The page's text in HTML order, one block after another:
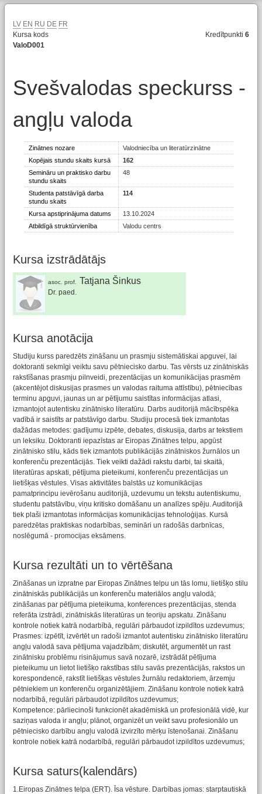
LV EN RU DE FR
Kursa kods
ValoD001
Kredītpunkti6
Svešvalodas speckurss -
angļu valoda
Zinātnes nozare
Valodniecība un literatūrzinātne
Kopējais stundu skaits kursā
162
Semināru un praktisko darbu
stundu skaits
48
Studenta patstāvīgā darba
stundu skaits
114
Kursa apstiprinājuma datums
13.10.2024
Atbildīgā struktūrvienība
Valodu centrs
Kursa izstrādātājs
asoc. prof. Tatjana Šinkus
Dr. paed.
Kursa anotācija
Studiju kurss paredzēts zināšanu un prasmju sistemātiskai apguvei, lai
doktoranti sekmīgi veiktu savu pētniecisko darbu. Tas vērsts uz zinātniskās
rakstīšanas prasmju pilnveidi, prezentācijas un komunikācijas prasmēm
(akcentējot diskusijas prasmes un valodas raituma attīstību), pētniecības
terminu apguvi, jaunas un ar pētījumu saistītas informācijas atlasi,
izmantojot autentisku zinātnisko literatūru. Darbs auditorijā mācībspēka
vadībā ir saistīts ar patstāvīgo darbu. Studiju procesā tiek izmantotas
dažādas metodes: gadījumu izpēte, debates, diskusija, darbs ar tekstiem
un leksiku. Doktoranti iepazīstas ar Eiropas Zinātnes telpu, apgūst
zinātnisko stilu, kāds tiek izmantots publikācijās zinātniskos žurnālos un
konferenču prezentācijās. Tiek veikti dažādi rakstu darbi, tai skaitā,
literatūras apskati, pētījuma pieteikumi, konferenču prezentācijas un
lietišķas vēstules. Visas aktivitātes balstās uz komunikācijas
pamatprincipu ievērošanu auditorijā, uzdevumu un tekstu autentiskumu,
studentu patstāvību, viņu kritisko domāšanu un analīzes spēju. Auditorijā
tiek plaši izmantotas informācijas komunikācijas tehnoloģijas. Kursā
paredzētas praktiskas nodarbības, semināri un radošās darbnīcas,
noslēgumā - promocijas eksāmens.
Kursa rezultāti un to vērtēšana
Zināšanas un izpratne par Eiropas Zinātnes telpu un tās lomu, lietišķo stilu
zinātniskās publikācijās un konferenču materiālos angļu valodā;
zināšanas par pētījuma pieteikuma, konferences prezentācijas, stenda
referāta izstrādi, zinātniskās literatūras un teoriju apskatu. Zināšanu
kontrole notiek katrā nodarbībā, regulāri pārbaudot izpildītos uzdevumus;
Prasmes: izpētīt, izvērtēt un radoši izmantot autentisku zinātnisko literatūru
angļu valodā sava pētījuma vajadzībām; diskutēt, argumentēt un rast
zinātnisku problēmu risinājumus savā nozarē, izstrādāt pētījuma
pieteikumu un lietot lietišķo rakstības stilu savās prezentācijās, rakstos un
korespondencē, rakstīt lietišķas vēstules žurnālu redaktoriem, ārzemju
pētniekiem un konferenču organizētājiem. Zināšanu kontrole notiek katrā
nodarbībā, regulāri pārbaudot izpildītos uzdevumus;
Kompetence: pārliecinoši funkcionēt akadēmiskā un profesionālā vidē, kur
saziņas valoda ir angļu; plānot, organizēt un veikt savu profesionālo un
pētniecisko darbību angļu valodā izvirzīto mērķu īstenošanai. Zināšanu
kontrole notiek katrā nodarbībā, regulāri pārbaudot izpildītos uzdevumus;
Kursa saturs(kalendārs)
1.Eiropas Zinātnes telpa (ERT). Īsa vēsture. Darbības jomas: starptautiskā